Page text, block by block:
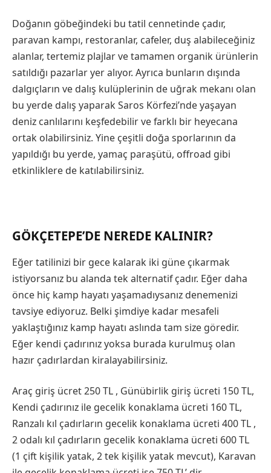
Doğanın göbeğindeki bu tatil cennetinde çadır,
paravan kampı, restoranlar, cafeler, duş alabileceğiniz
alanlar, tertemiz plajlar ve tamamen organik ürünlerin
satıldığı pazarlar yer alıyor. Ayrıca bunların dışında
dalgıçların ve dalış kulüplerinin de uğrak mekanı olan
bu yerde dalış yaparak Saros Körfezi’nde yaşayan
deniz canlılarını keşfedebilir ve farklı bir heyecana
ortak olabilirsiniz. Yine çeşitli doğa sporlarının da
yapıldığı bu yerde, yamaç paraşütü, offroad gibi
etkinliklere de katılabilirsiniz.
GÖKÇETEPE’DE NEREDE KALINIR?
Eğer tatilinizi bir gece kalarak iki güne çıkarmak
istiyorsanız bu alanda tek alternatif çadır. Eğer daha
önce hiç kamp hayatı yaşamadıysanız denemenizi
tavsiye ediyoruz. Belki şimdiye kadar mesafeli
yaklaştığınız kamp hayatı aslında tam size göredir.
Eğer kendi çadırınız yoksa burada kurulmuş olan
hazır çadırlardan kiralayabilirsiniz.
Araç giriş ücret 250 TL , Günübirlik giriş ücreti 150 TL,
Kendi çadırınız ile gecelik konaklama ücreti 160 TL,
Ranzalı kıl çadırların gecelik konaklama ücreti 400 TL ,
2 odalı kıl çadırların gecelik konaklama ücreti 600 TL
(1 çift kişilik yatak, 2 tek kişilik yatak mevcut), Karavan